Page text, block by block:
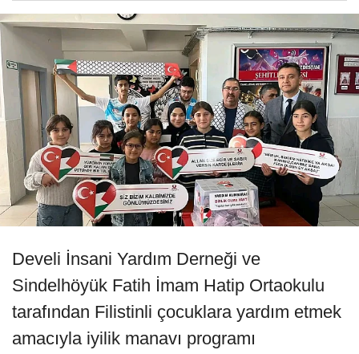
Develi İnsani Yardım Derneği ve
Sindelhöyük Fatih İmam Hatip Ortaokulu
tarafından Filistinli çocuklara yardım etmek
amacıyla iyilik manavı programı